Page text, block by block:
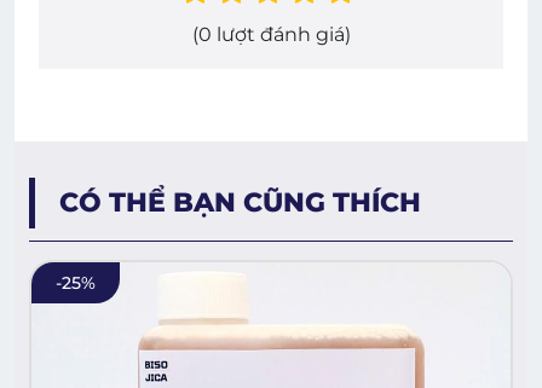
(0 lượt đánh giá)
CÓ THỂ BẠN CŨNG THÍCH
-25%